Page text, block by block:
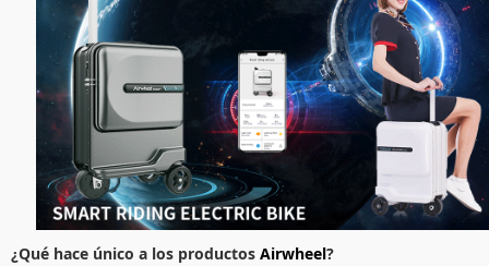
¿Qué hace único a los productos Airwheel?